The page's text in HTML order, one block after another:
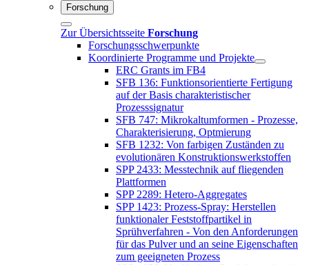
Forschung
Zur Übersichtsseite Forschung
Forschungsschwerpunkte
Koordinierte Programme und Projekte
ERC Grants im FB4
SFB 136: Funktionsorientierte Fertigung
auf der Basis charakteristischer
Prozesssignatur
SFB 747: Mikrokaltumformen - Prozesse,
Charakterisierung, Optmierung
SFB 1232: Von farbigen Zuständen zu
evolutionären Konstruktionswerkstoffen
SPP 2433: Messtechnik auf fliegenden
Plattformen
SPP 2289: Hetero-Aggregates
SPP 1423: Prozess-Spray: Herstellen
funktionaler Feststoffpartikel in
Sprühverfahren - Von den Anforderungen
für das Pulver und an seine Eigenschaften
zum geeigneten Prozess